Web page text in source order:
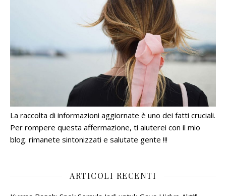
La raccolta di informazioni aggiornate è uno dei fatti cruciali.
Per rompere questa affermazione, ti aiuterei con il mio
blog. rimanete sintonizzati e salutate gente !!!
ARTICOLI RECENTI